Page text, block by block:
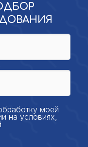
моей
на условиях,